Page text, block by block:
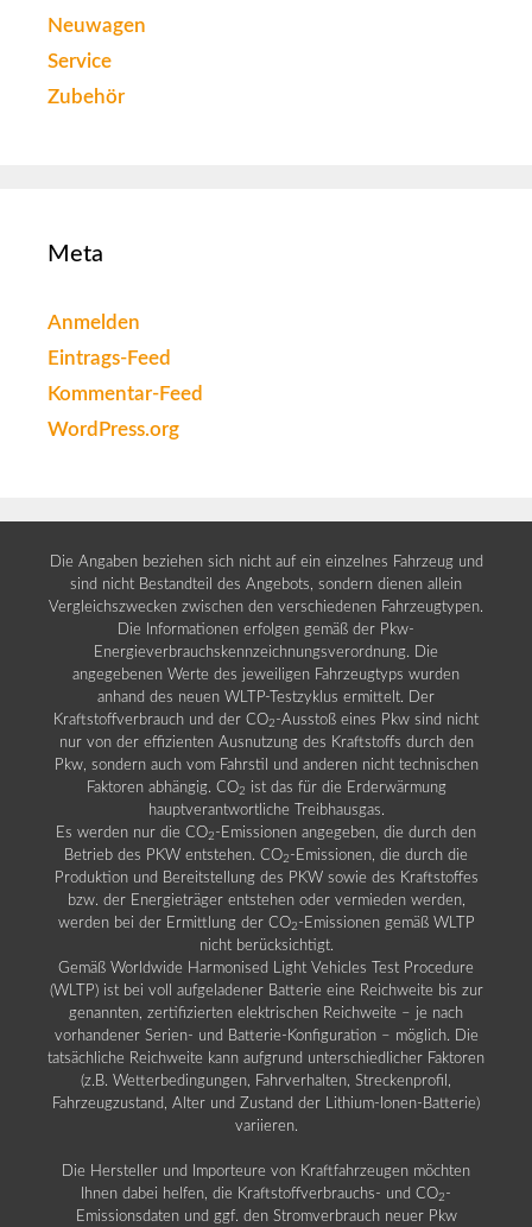
Neuwagen
Service
Zubehör
Meta
Anmelden
Eintrags-Feed
Kommentar-Feed
WordPress.org
Die Angaben beziehen sich nicht auf ein einzelnes Fahrzeug und
sind nicht Bestandteil des Angebots, sondern dienen allein
Vergleichszwecken zwischen den verschiedenen Fahrzeugtypen.
Die Informationen erfolgen gemäß der Pkw-
Energieverbrauchskennzeichnungsverordnung. Die
angegebenen Werte des jeweiligen Fahrzeugtyps wurden
anhand des neuen WLTP-Testzyklus ermittelt. Der
Kraftstoffverbrauch und der CO2 -Ausstoß eines Pkw sind nicht
nur von der effizienten Ausnutzung des Kraftstoffs durch den
Pkw, sondern auch vom Fahrstil und anderen nicht technischen
Faktoren abhängig. CO2 ist das für die Erderwärmung
hauptverantwortliche Treibhausgas.
Es werden nur die CO2 -Emissionen angegeben, die durch den
Betrieb des PKW entstehen. CO2 -Emissionen, die durch die
Produktion und Bereitstellung des PKW sowie des Kraftstoffes
bzw. der Energieträger entstehen oder vermieden werden,
werden bei der Ermittlung der CO2 -Emissionen gemäß WLTP
nicht berücksichtigt.
Gemäß Worldwide Harmonised Light Vehicles Test Procedure
(WLTP) ist bei voll aufgeladener Batterie eine Reichweite bis zur
genannten, zertifizierten elektrischen Reichweite – je nach
vorhandener Serien- und Batterie-Konfiguration – möglich. Die
tatsächliche Reichweite kann aufgrund unterschiedlicher Faktoren
(z.B. Wetterbedingungen, Fahrverhalten, Streckenprofil,
Fahrzeugzustand, Alter und Zustand der Lithium-Ionen-Batterie)
variieren.
Die Hersteller und Importeure von Kraftfahrzeugen möchten
Ihnen dabei helfen, die Kraftstoffverbrauchs- und CO2 -
Emissionsdaten und ggf. den Stromverbrauch neuer Pkw